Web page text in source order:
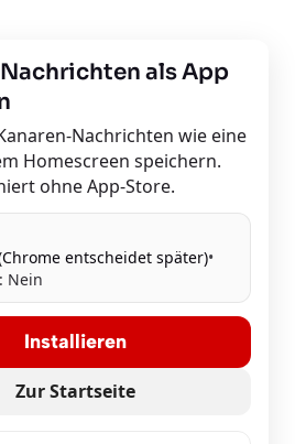
als App
wie eine
Homescreen speichern.
ohne App‑Store.
entscheidet später)•
Nein
Installieren
Zur Startseite